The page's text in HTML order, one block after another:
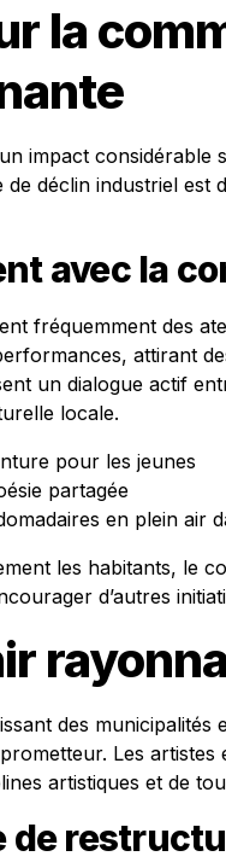
la
impact considérable
déclin industriel est
avec la
fréquemment des
attirant
un dialogue actif
locale.
pour les jeunes
partagée
en plein air
les habitants, le
d’autres
des municipalités
Les
artistiques et de
de